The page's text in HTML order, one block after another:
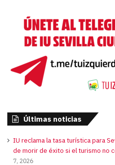
Últimas noticias
IU reclama la tasa turística para
de morir de éxito si el turismo no
7, 2026